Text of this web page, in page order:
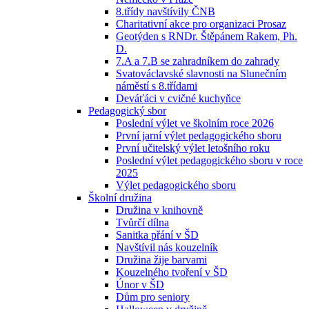
8.třídy navštívily ČNB
Charitativní akce pro organizaci Prosaz
Geotýden s RNDr. Štěpánem Rakem, Ph.
D.
7.A a 7.B se zahradníkem do zahrady
Svatováclavské slavnosti na Slunečním
náměstí s 8.třídami
Deváťáci v cvičné kuchyňce
Pedagogický sbor
Poslední výlet ve školním roce 2026
První jarní výlet pedagogického sboru
První učitelský výlet letošního roku
Poslední výlet pedagogického sboru v roce
2025
Výlet pedagogického sboru
Školní družina
Družina v knihovně
Tvůrčí dílna
Sanitka přání v ŠD
Navštívil nás kouzelník
Družina žije barvami
Kouzelného tvoření v ŠD
Únor v ŠD
Dům pro seniory